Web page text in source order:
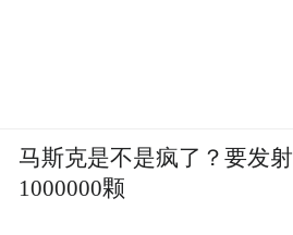
马斯克是不是疯了？要发射
1000000颗